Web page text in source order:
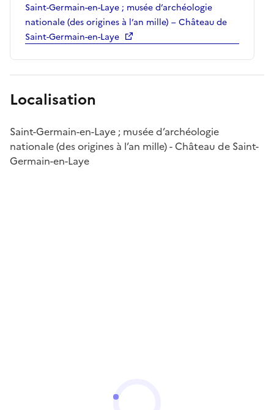
Saint-Germain-en-Laye ; musée d’archéologie
nationale (des origines à l’an mille) – Château de
Saint-Germain-en-Laye
Localisation
Saint-Germain-en-Laye ; musée d’archéologie
nationale (des origines à l’an mille) - Château de Saint-
Germain-en-Laye